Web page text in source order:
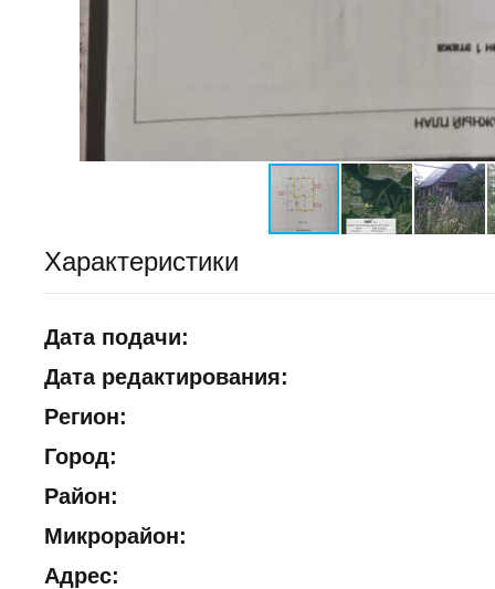
Характеристики
Дата подачи:
Дата редактирования:
Регион:
Город:
Район:
Микрорайон:
Адрес: